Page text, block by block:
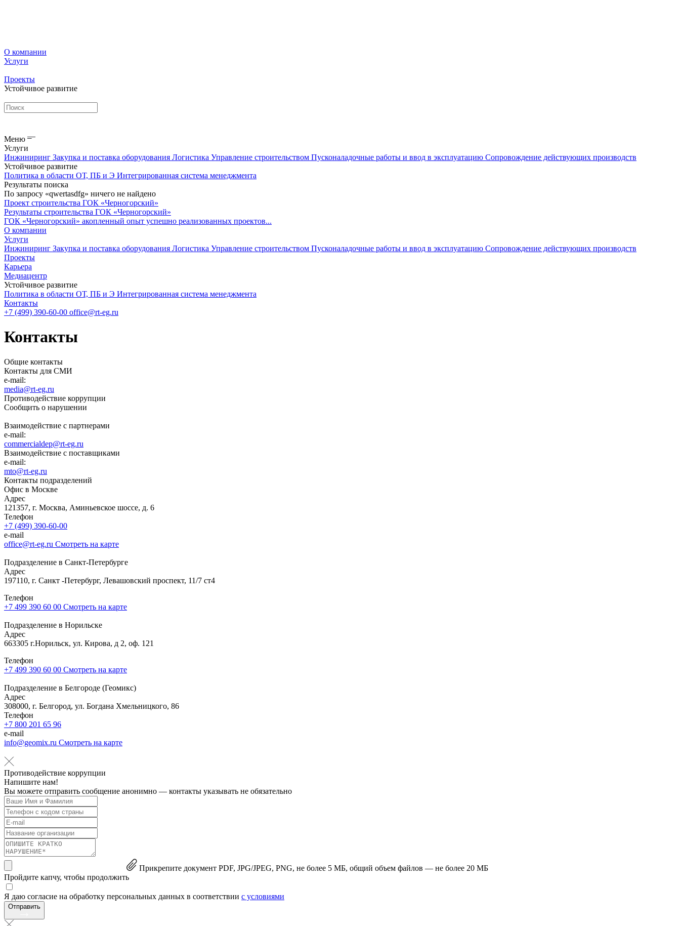
О компании
Услуги
Проекты
Устойчивое развитие
Меню
Услуги
Инжиниринг Закупка и поставка оборудования Логистика Управление строительством Пусконаладочные работы и ввод в эксплуатацию Сопровождение действующих производств
Устойчивое развитие
Политика в области ОТ, ПБ и Э Интегрированная система менеджмента
Результаты поиска
По запросу «qwertasdfg» ничего не найдено
Проект строительства ГОК «Черногорский»
Результаты строительства ГОК «Черногорский»
ГОК «Черногорский» акопленный опыт успешно реализованных проектов...
О компании
Услуги
Инжиниринг Закупка и поставка оборудования Логистика Управление строительством Пусконаладочные работы и ввод в эксплуатацию Сопровождение действующих производств
Проекты
Карьера
Медиацентр
Устойчивое развитие
Политика в области ОТ, ПБ и Э Интегрированная система менеджмента
Контакты
+7 (499) 390-60-00 office@rt-eg.ru
Контакты
Общие контакты
Контакты для СМИ
e-mail:
media@rt-eg.ru
Противодействие коррупции
Сообщить о нарушении
Взаимодействие с партнерами
e-mail:
commercialdep@rt-eg.ru
Взаимодействие с поставщиками
e-mail:
mto@rt-eg.ru
Контакты подразделений
Офис в Москве
Адрес
121357, г. Москва, Аминьевское шоссе, д. 6
Телефон
+7 (499) 390-60-00
e-mail
office@rt-eg.ru Смотреть на карте
Подразделение в Санкт-Петербурге
Адрес
197110, г. Санкт -Петербург, Левашовский проспект, 11/7 ст4
Телефон
+7 499 390 60 00 Смотреть на карте
Подразделение в Норильске
Адрес
663305 г.Норильск, ул. Кирова, д 2, оф. 121
Телефон
+7 499 390 60 00 Смотреть на карте
Подразделение в Белгороде (Геомикс)
Адрес
308000, г. Белгород, ул. Богдана Хмельницкого, 86
Телефон
+7 800 201 65 96
e-mail
info@geomix.ru Смотреть на карте
Противодействие коррупции
Напишите нам!
Вы можете отправить сообщение анонимно — контакты указывать не обязательно
Прикрепите документ PDF, JPG/JPEG, PNG, не более 5 МБ, общий объем файлов — не более 20 МБ
Пройдите капчу, чтобы продолжить
Я даю согласие на обработку персональных данных в соответствии с условиями
Отправить